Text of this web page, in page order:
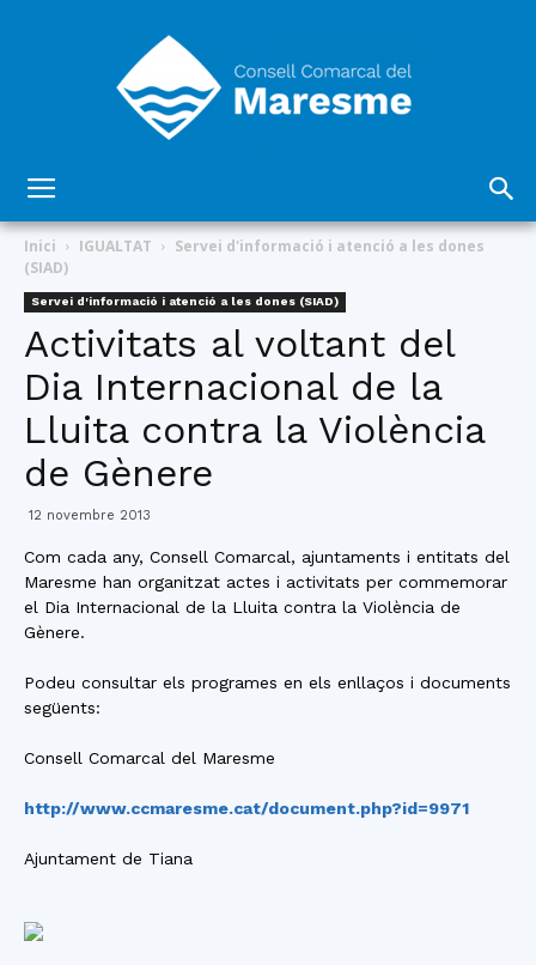
Comarcal
del
Inici IGUALTAT
Servei d'informació i atenció a les dones
(SIAD)
Servei d'informació i atenció a les dones (SIAD)
Activitats al voltant del
Dia Internacional de la
Lluita contra la Violència
de Gènere
12 novembre 2013
Com cada any, Consell Comarcal, ajuntaments i entitats del
Maresme han organitzat actes i activitats per commemorar
el Dia Internacional de la Lluita contra la Violència de
Gènere.
Podeu consultar els programes en els enllaços i documents
següents:
Consell Comarcal del Maresme
http://www.ccmaresme.cat/document.php?id=9971
Ajuntament de Tiana